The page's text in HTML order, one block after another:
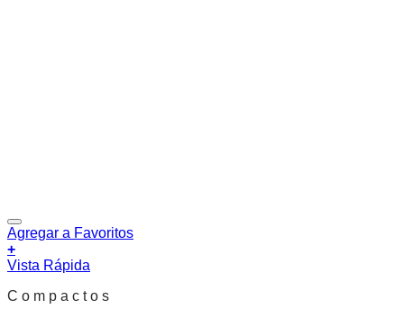
Agregar a Favoritos
+
Vista Rápida
C o m p a c t o s